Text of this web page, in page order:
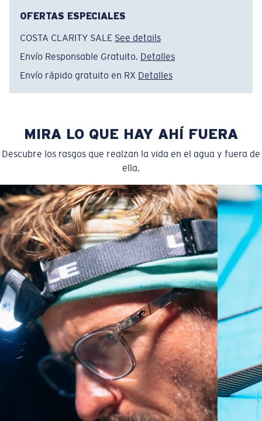
Ajuste Estrecho
Un frontal de lente reducido diseñado para ajustarse a
rostros más estrechos.
Curva base 4 - Cobertura media
Monturas con cobertura y diseño envolvente medios
que valoran el estilo pero siguen ofreciendo el mejor
Estrecho
OFERTAS ESPECIALES
COSTA CLARITY SALE See details
Envío Responsable Gratuito. Detalles
Envío rápido gratuito en RX Detalles
MIRA LO QUE HAY AHÍ FUERA
Descubre los rasgos que realzan la vida en el agua y fuera de
ella.